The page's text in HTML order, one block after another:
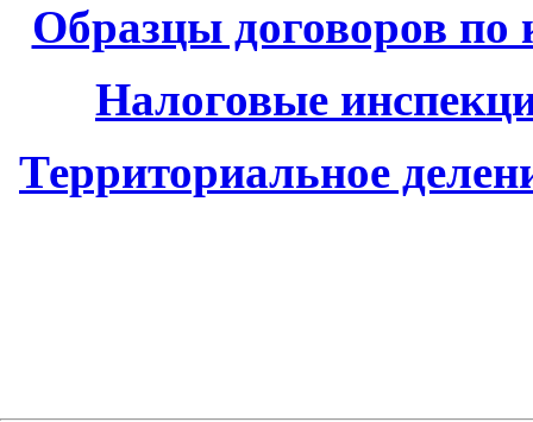
Образцы договоров по
Налоговые
Территориальное